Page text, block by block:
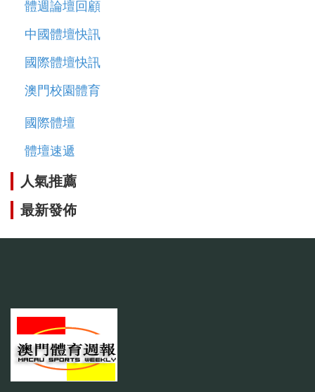
體週論壇回顧
中國體壇快訊
國際體壇快訊
澳門校園體育
國際體壇
體壇速遞
人氣推薦
最新發佈